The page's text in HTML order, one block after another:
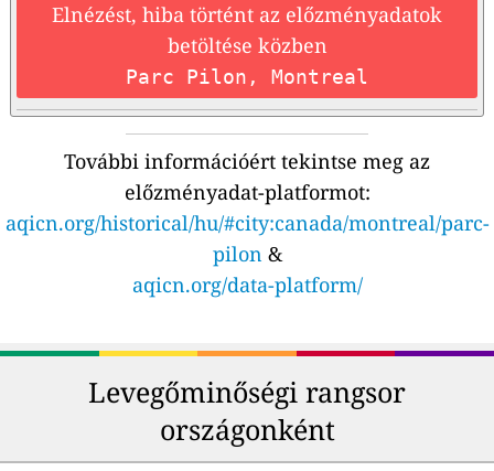
Elnézést, hiba történt az előzményadatok
betöltése közben
Parc Pilon, Montreal
További információért tekintse meg az
előzményadat-platformot:
aqicn.org/historical/hu/#city:canada/montreal/parc-
pilon &
aqicn.org/data-platform/
Levegőminőségi rangsor
országonként